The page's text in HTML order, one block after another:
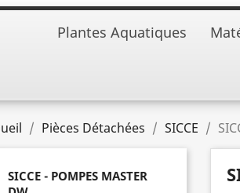
Plantes Aquatiques
Pièces Détachées SICCE
SICCE - POMPES MASTER